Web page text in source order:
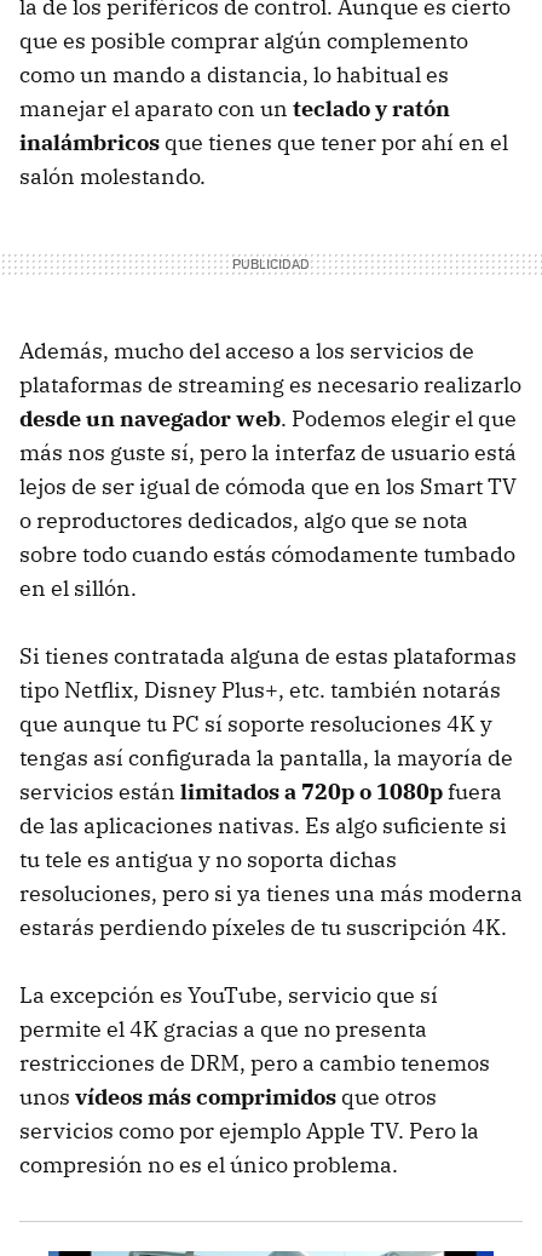
la de los periféricos de control. Aunque es cierto
que es posible comprar algún complemento
como un mando a distancia, lo habitual es
manejar el aparato con un teclado y ratón
inalámbricos que tienes que tener por ahí en el
salón molestando.
Además, mucho del acceso a los servicios de
plataformas de streaming es necesario realizarlo
desde un navegador web. Podemos elegir el que
más nos guste sí, pero la interfaz de usuario está
lejos de ser igual de cómoda que en los Smart TV
o reproductores dedicados, algo que se nota
sobre todo cuando estás cómodamente tumbado
en el sillón.
Si tienes contratada alguna de estas plataformas
tipo Netflix, Disney Plus+, etc. también notarás
que aunque tu PC sí soporte resoluciones 4K y
tengas así configurada la pantalla, la mayoría de
servicios están limitados a 720p o 1080pfuera
de las aplicaciones nativas. Es algo suficiente si
tu tele es antigua y no soporta dichas
resoluciones, pero si ya tienes una más moderna
estarás perdiendo píxeles de tu suscripción 4K.
La excepción es YouTube, servicio que sí
permite el 4K gracias a que no presenta
restricciones de DRM, pero a cambio tenemos
unos vídeos más comprimidos que otros
servicios como por ejemplo Apple TV. Pero la
compresión no es el único problema.